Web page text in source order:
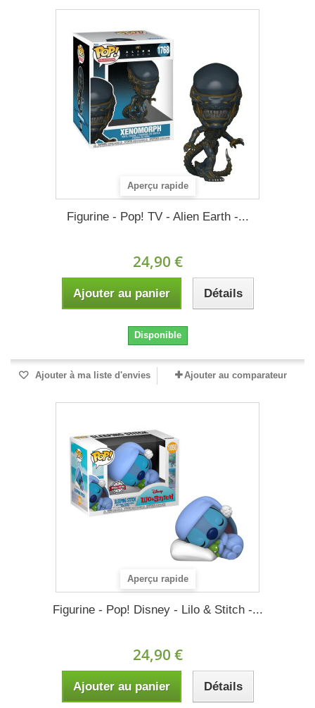
Aperçu rapide
Figurine - Pop! TV - Alien Earth -...
24,90 €
Ajouter au panier Détails
Disponible
Ajouter à ma liste d'envies Ajouter au comparateur
Aperçu rapide
Figurine - Pop! Disney - Lilo & Stitch -...
24,90 €
Ajouter au panier Détails